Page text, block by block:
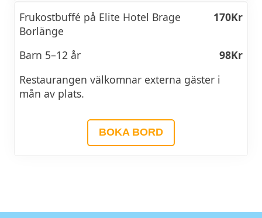
Frukostbuffé på Elite Hotel Brage
Borlänge
170Kr
Barn 5–12 år
98Kr
Restaurangen välkomnar externa gäster i
mån av plats.
BOKA BORD